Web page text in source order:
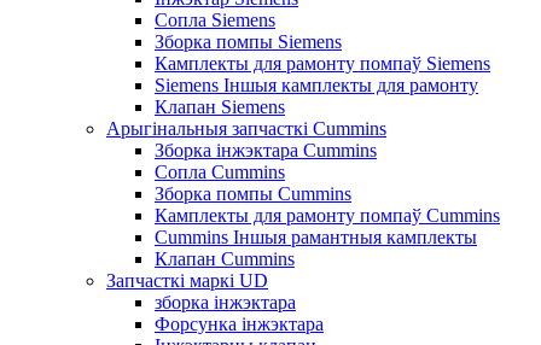
Сопла Siemens
Зборка помпы Siemens
Камплекты для рамонту помпаў Siemens
Siemens Іншыя камплекты для рамонту
Клапан Siemens
Арыгінальныя запчасткі Cummins
Зборка інжэктара Cummins
Сопла Cummins
Зборка помпы Cummins
Камплекты для рамонту помпаў Cummins
Cummins Іншыя рамантныя камплекты
Клапан Cummins
Запчасткі маркі UD
зборка інжэктара
Форсунка інжэктара